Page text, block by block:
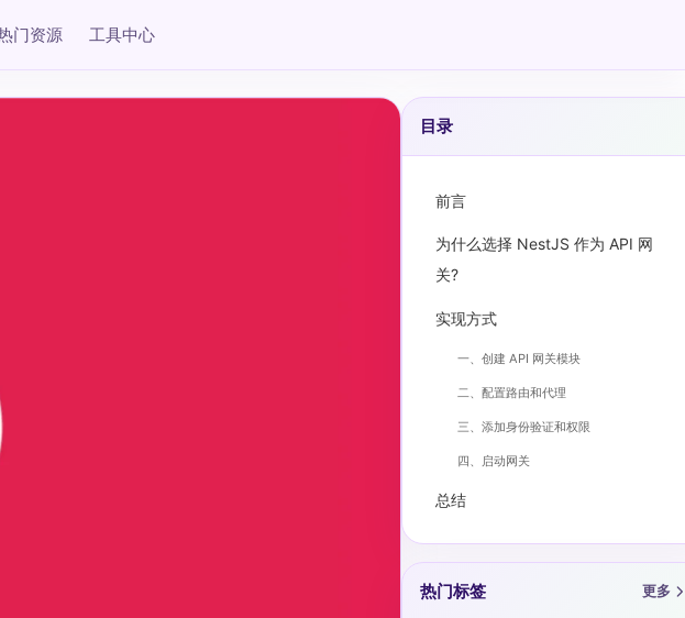
门资源 工具中心
目录
前言
为什么选择 NestJS 作为 API 网
关?
实现方式
一、创建 API 网关模块
二、配置路由和代理
三、添加身份验证和权限
四、启动网关
总结
热门标签 更多